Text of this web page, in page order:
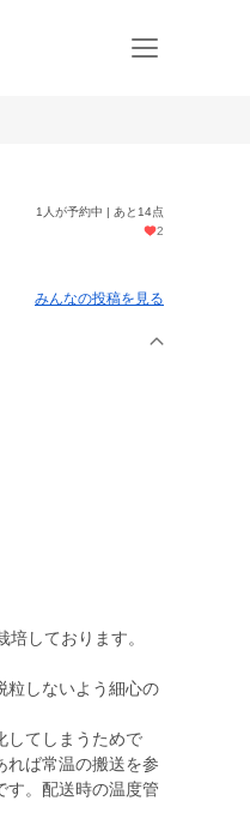
1人が予約中 | あと14点
2
みんなの投稿を見る
しております。
粒しないよう細心の
してしまうためで
ば常温の搬送を参
す。配送時の温度管